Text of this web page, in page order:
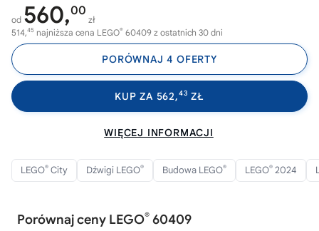
od 560,00
zł
514,45 najniższa cena LEGO® 60409 z ostatnich 30 dni
PORÓWNAJ 4 OFERTY
KUP ZA 562,43 ZŁ
WIĘCEJ INFORMACJI
LEGO® City Dźwigi LEGO® Budowa LEGO® LEGO® 2024
Porównaj ceny LEGO® 60409